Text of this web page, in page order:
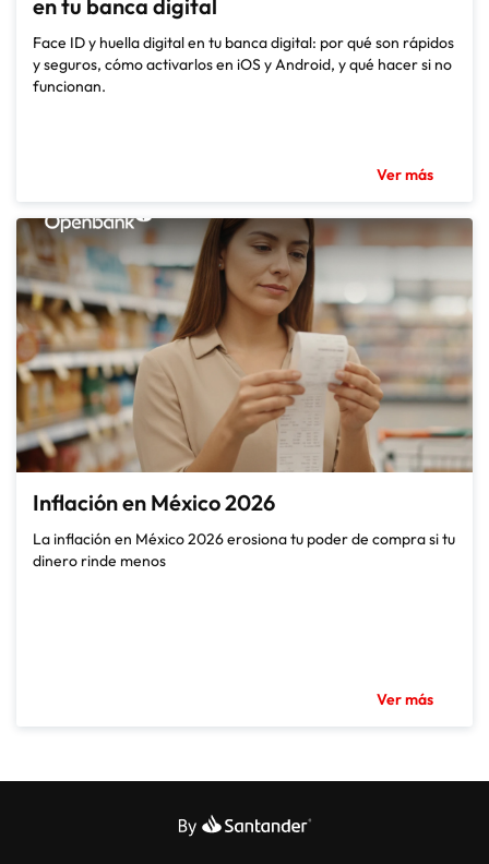
en tu banca digital
Face ID y huella digital en tu banca digital: por qué son rápidos
y seguros, cómo activarlos en iOS y Android, y qué hacer si no
funcionan.
Ver más
Inflación en México 2026
La inflación en México 2026 erosiona tu poder de compra si tu
dinero rinde menos
Ver más